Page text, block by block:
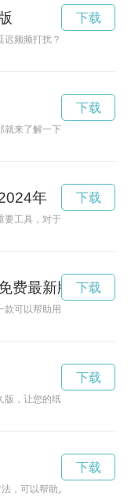
频频打扰？不妨下载一个
下载
来了解一下河马加速器官
下载
年
要工具，对于人类的科技发
下载
费最新版
可以帮助用户提高下载速
下载
，让您的纸飞机飞得更高更
下载
，可以帮助人们更快速地学
下载